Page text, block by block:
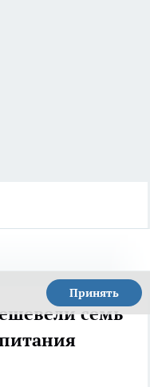
Принять
семь